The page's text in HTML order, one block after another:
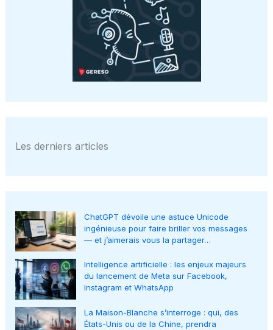
Les derniers articles
ChatGPT dévoile une astuce Unicode
ingénieuse pour faire briller vos messages
— et j’aimerais vous la partager…
Intelligence artificielle : les enjeux majeurs
du lancement de Meta sur Facebook,
Instagram et WhatsApp
La Maison-Blanche s’interroge : qui, des
États-Unis ou de la Chine, prendra